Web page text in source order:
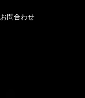
お問合わせ